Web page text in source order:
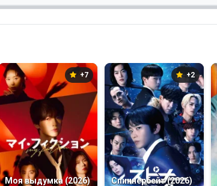
+7
Моя выдумка (2026)
+2
Спиннербейт (2026)